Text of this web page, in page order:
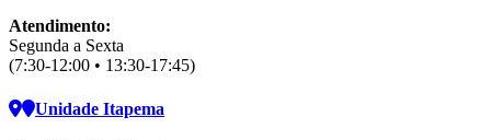
Atendimento:
Segunda a Sexta
(7:30-12:00 • 13:30-17:45)
Unidade Itapema